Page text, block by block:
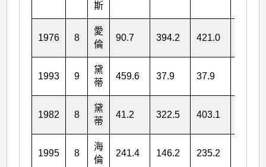
斯
1976 8
愛
倫
90.7 394.2 421.0
1993 9
黛
蒂
459.6 37.9 37.9
1982 8
黛
蒂
41.2 322.5 403.1
1995 8
海
倫
241.4 146.2 235.2